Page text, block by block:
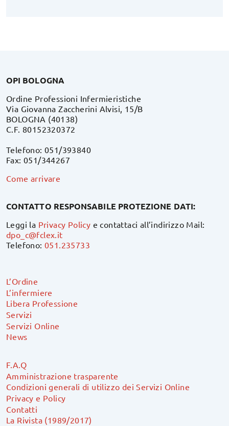
OPI BOLOGNA
Ordine Professioni Infermieristiche
Via Giovanna Zaccherini Alvisi, 15/B
BOLOGNA (40138)
C.F. 80152320372
Telefono: 051/393840
Fax: 051/344267
Come arrivare
CONTATTO RESPONSABILE PROTEZIONE DATI:
Leggi la Privacy Policy e contattaci all’indirizzo Mail:
dpo_c@fclex.it
Telefono:051.235733
L’Ordine
L’infermiere
Libera Professione
Servizi
Servizi Online
News
F.A.Q
Amministrazione trasparente
Condizioni generali di utilizzo dei Servizi Online
Privacy e Policy
Contatti
La Rivista (1989/2017)